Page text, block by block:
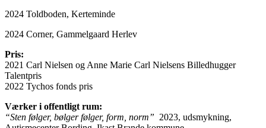
2024 Toldboden, Kerteminde
2024 Corner, Gammelgaard Herlev
Pris:
2021 Carl Nielsen og Anne Marie Carl Nielsens Billedhugger
Talentpris
2022 Tychos fonds pris
Værker i offentligt rum:
“Sten følger, bølger følger, form, norm” 2023, udsmykning,